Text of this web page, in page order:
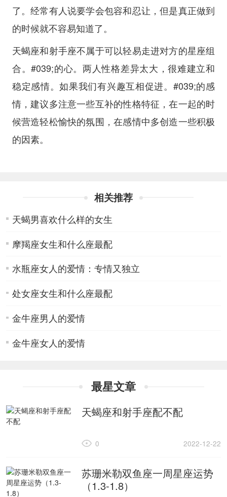
了。经常有人说要学会包容和忍让，但是真正做到
的时候就不容易知道了。
天蝎座和射手座不属于可以轻易走进对方的星座组
合。#039;的心。两人性格差异太大，很难建立和
稳定感情。如果我们有兴趣互相促进。#039;的感
情，建议多注意一些互补的性格特征，在一起的时
候营造轻松愉快的氛围，在感情中多创造一些积极
的因素。
相关推荐
天蝎男喜欢什么样的女生
摩羯座女生和什么座最配
水瓶座女人的爱情：专情又独立
处女座女生和什么座最配
金牛座男人的爱情
金牛座女人的爱情
最星文章
天蝎座和射手座配不配
2022-12-22
0
苏珊米勒双鱼座一周星座运势
（1.3-1.8）